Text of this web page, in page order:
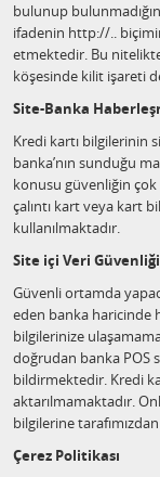
bulunup
ifadenin http://..
etmektedir. Bu
köşesinde kilit işareti
Site-Banka
Kredi kartı bilgilerinin
banka’nın sunduğu
konusu güvenliğin çok
çalıntı kart veya kart
kullanılmaktadır.
Site içi Veri Güvenliği
Güvenli ortamda
eden banka haricinde
bilgilerinize
doğrudan banka POS
bildirmektedir. Kredi
aktarılmamaktadır.
bilgilerine
Çerez Politikası